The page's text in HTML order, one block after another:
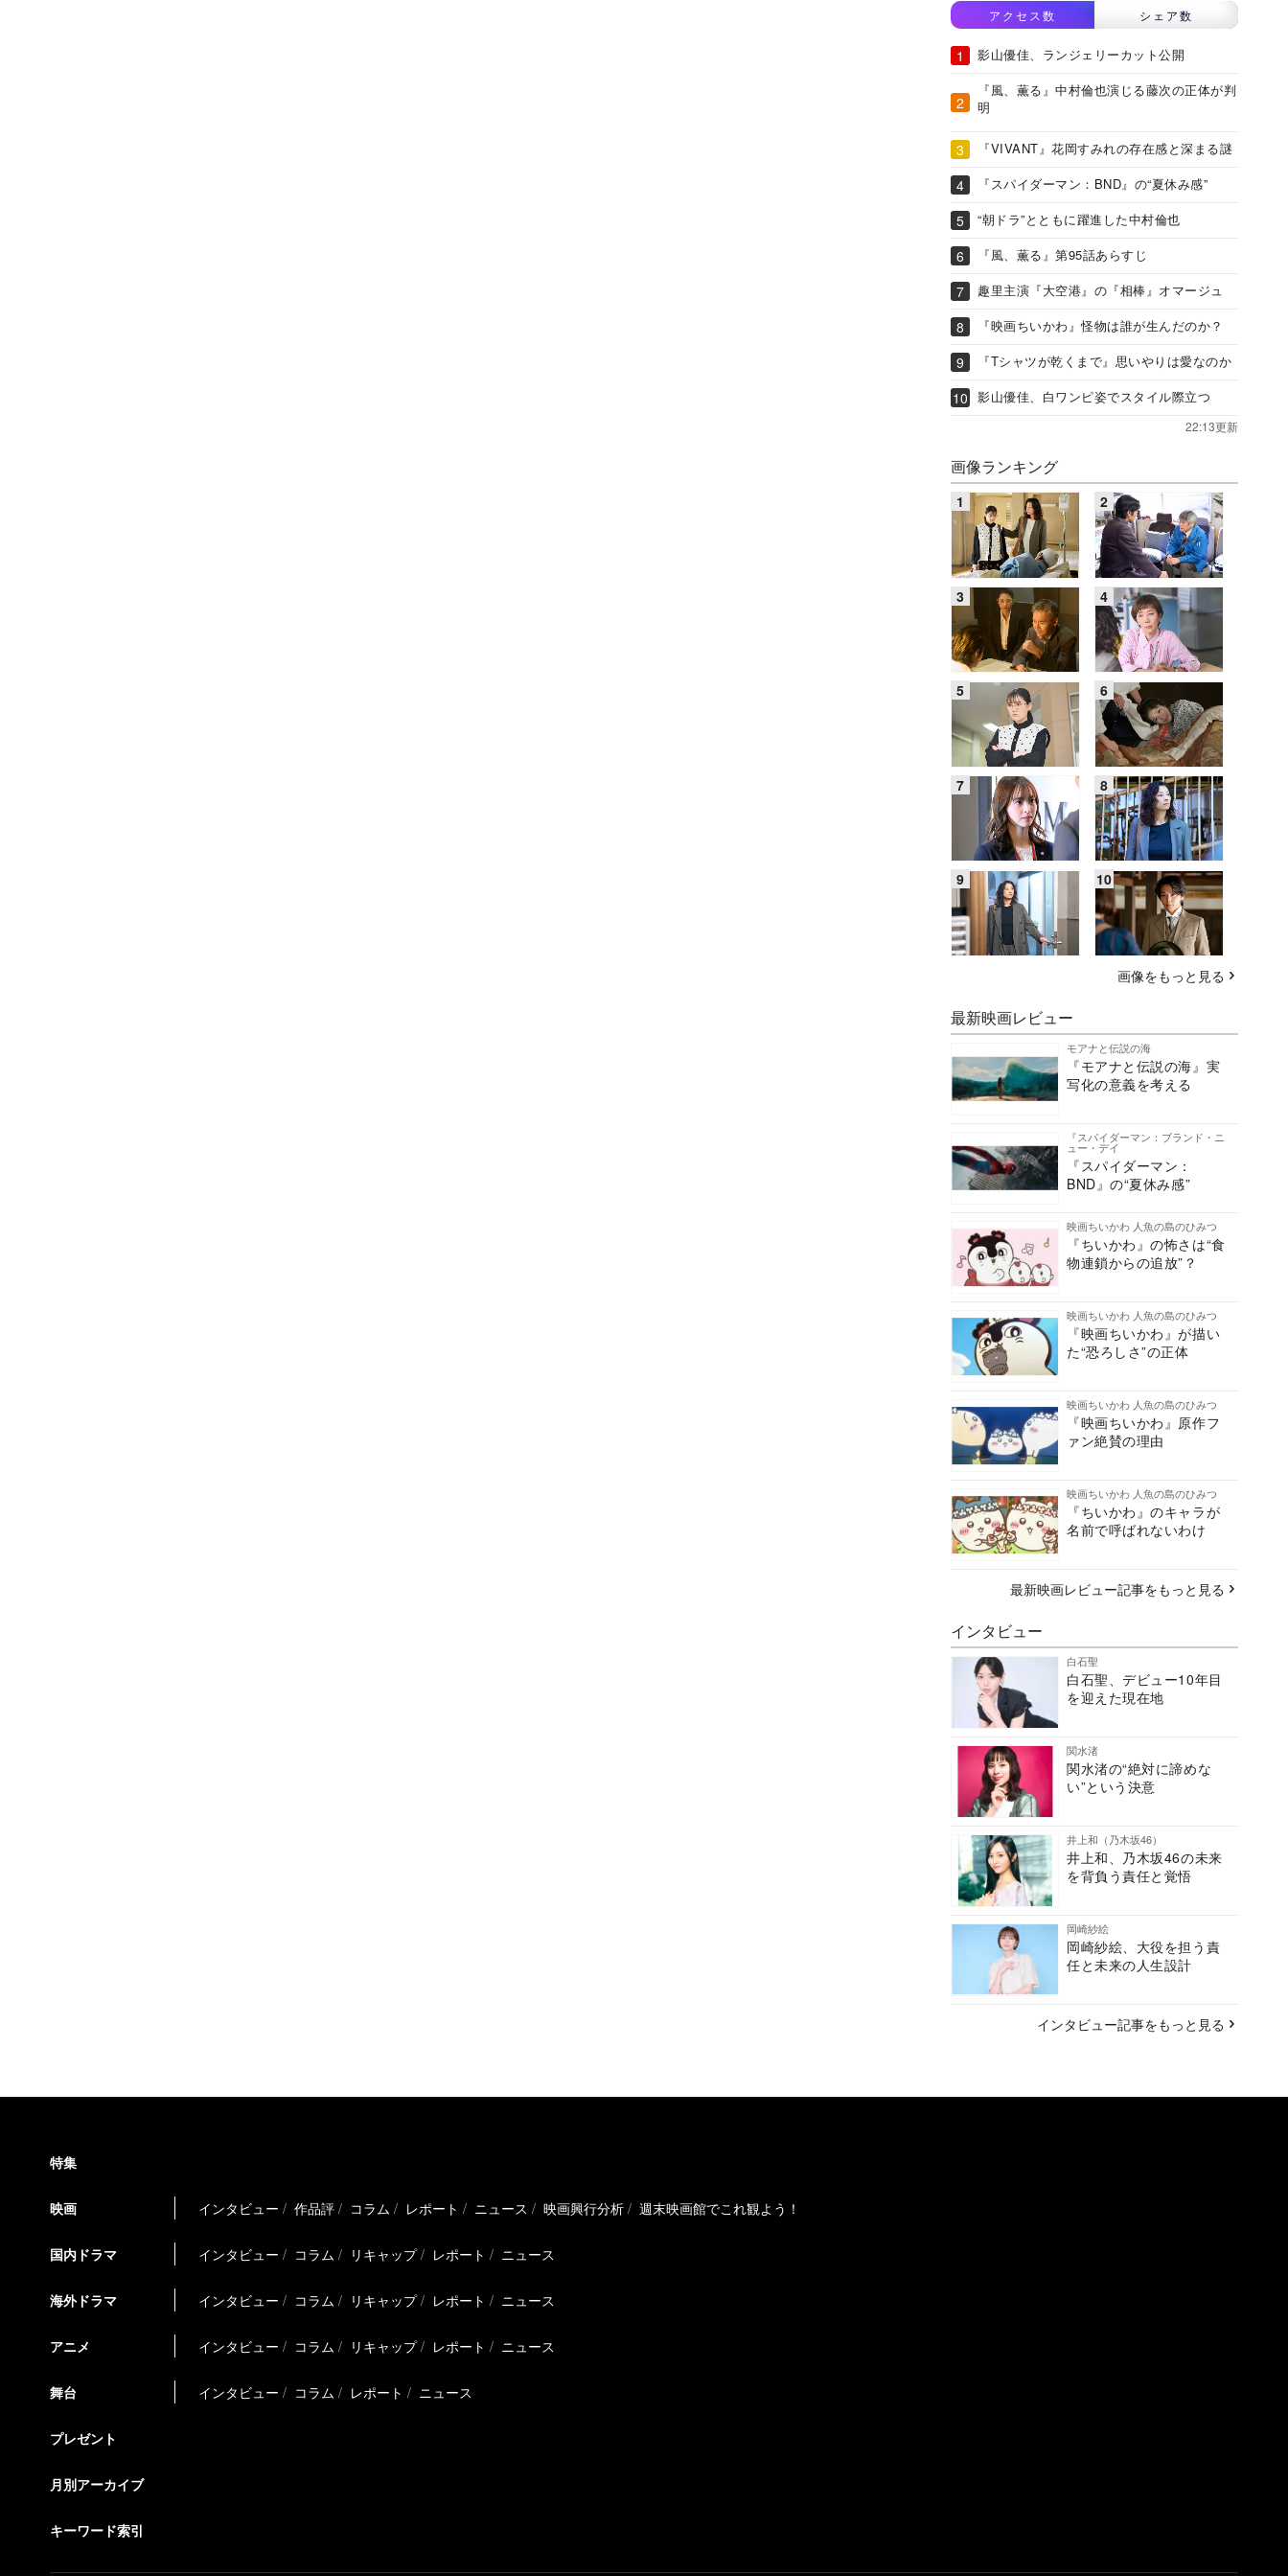
アクセス数 シェア数
影山優佳、ランジェリーカット公開
『風、薫る』中村倫也演じる藤次の正体が判
明
『VIVANT』花岡すみれの存在感と深まる謎
『スパイダーマン：BND』の“夏休み感”
“朝ドラ”とともに躍進した中村倫也
『風、薫る』第95話あらすじ
趣里主演『大空港』の『相棒』オマージュ
『映画ちいかわ』怪物は誰が生んだのか？
『Tシャツが乾くまで』思いやりは愛なのか
影山優佳、白ワンピ姿でスタイル際立つ
22:13更新
画像ランキング
画像をもっと見る
最新映画レビュー
モアナと伝説の海
『モアナと伝説の海』実
写化の意義を考える
『スパイダーマン：ブランド・ニ
ュー・デイ
『スパイダーマン：
BND』の“夏休み感”
映画ちいかわ 人魚の島のひみつ
『ちいかわ』の怖さは“食
物連鎖からの追放”？
映画ちいかわ 人魚の島のひみつ
『映画ちいかわ』が描い
た“恐ろしさ”の正体
映画ちいかわ 人魚の島のひみつ
『映画ちいかわ』原作フ
ァン絶賛の理由
映画ちいかわ 人魚の島のひみつ
『ちいかわ』のキャラが
名前で呼ばれないわけ
最新映画レビュー記事をもっと見る
インタビュー
白石聖
白石聖、デビュー10年目
を迎えた現在地
関水渚
関水渚の“絶対に諦めな
い”という決意
井上和（乃木坂46）
井上和、乃木坂46の未来
を背負う責任と覚悟
岡崎紗絵
岡崎紗絵、大役を担う責
任と未来の人生設計
インタビュー記事をもっと見る
特集
映画 インタビュー 作品評 コラム レポート ニュース 映画興行分析 週末映画館でこれ観よう！
国内ドラマ インタビュー コラム リキャップ レポート ニュース
海外ドラマ インタビュー コラム リキャップ レポート ニュース
アニメ インタビュー コラム リキャップ レポート ニュース
舞台 インタビュー コラム レポート ニュース
プレゼント
月別アーカイブ
キーワード索引